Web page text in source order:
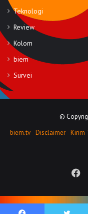
Teknologi
Review
Kolom
biem
Survei
©
biem.tv Disclaimer Kirim